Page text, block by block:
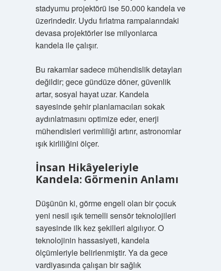
stadyumu projektörü ise 50.000 kandela ve
üzerindedir. Uydu fırlatma rampalarındaki
devasa projektörler ise milyonlarca
kandela ile çalışır.
Bu rakamlar sadece mühendislik detayları
değildir; gece gündüze döner, güvenlik
artar, sosyal hayat uzar. Kandela
sayesinde şehir planlamacıları sokak
aydınlatmasını optimize eder, enerji
mühendisleri verimliliği artırır, astronomlar
ışık kirliliğini ölçer.
İnsan Hikâyeleriyle
Kandela: Görmenin Anlamı
Düşünün ki, görme engeli olan bir çocuk
yeni nesil ışık temelli sensör teknolojileri
sayesinde ilk kez şekilleri algılıyor. O
teknolojinin hassasiyeti, kandela
ölçümleriyle belirlenmiştir. Ya da gece
vardiyasında çalışan bir sağlık